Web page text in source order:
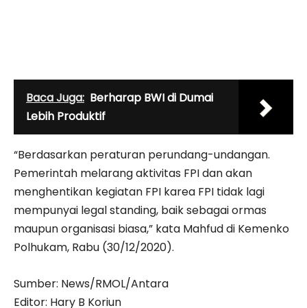
Baca Juga: Berharap BWI di Dumai
Lebih Produktif
“Berdasarkan peraturan perundang-undangan.
Pemerintah melarang aktivitas FPI dan akan
menghentikan kegiatan FPI karea FPI tidak lagi
mempunyai legal standing, baik sebagai ormas
maupun organisasi biasa,” kata Mahfud di Kemenko
Polhukam, Rabu (30/12/2020).
Sumber: News/RMOL/Antara
Editor: Hary B Koriun